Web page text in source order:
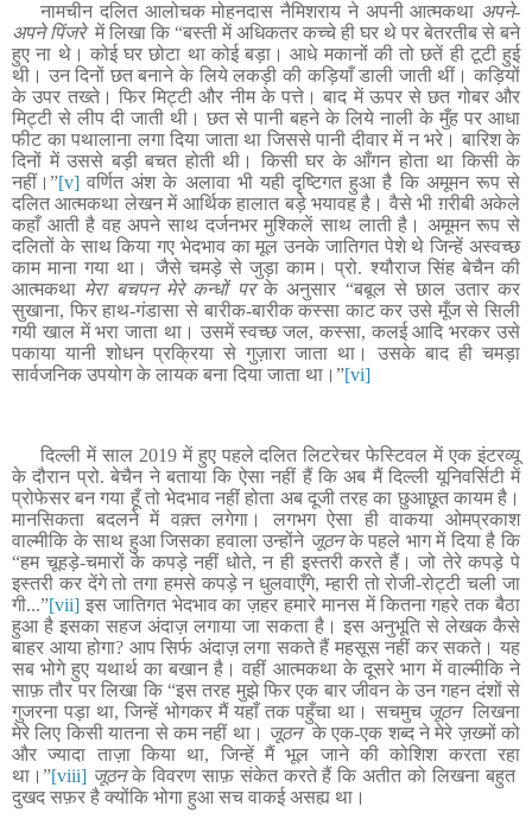
नामचीन दलित आलोचक मोहनदास नैमिशराय ने अपनी आत्मकथा अपने-
अपने पिंजरे में लिखा कि “बस्ती में अधिकतर कच्चे ही घर थे पर बेतरतीब से बने
हुए ना थे। कोई घर छोटा था कोई बड़ा। आधे मकानों की तो छतें ही टूटी हुई
थी। उन दिनों छत बनाने के लिये लकड़ी की कड़ियाँ डाली जाती थीं। कड़ियों
के उपर तख्ते। फिर मिट्टी और नीम के पत्ते। बाद में ऊपर से छत गोबर और
मिट्टी से लीप दी जाती थी। छत से पानी बहने के लिये नाली के मुँह पर आधा
फीट का पथालाना लगा दिया जाता था जिससे पानी दीवार में न भरे। बारिश के
दिनों में उससे बड़ी बचत होती थी। किसी घर के आँगन होता था किसी के
नहीं। ”[v] वर्णित अंश के अलावा भी यही दृष्टिगत हुआ है कि अमूमन रूप से
दलित आत्मकथा लेखन में आर्थिक हालात बड़े भयावह है। वैसे भी ग़रीबी अकेले
कहाँ आती है वह अपने साथ दर्जनभर मुश्किलें साथ लाती है। अमूमन रूप से
दलितों के साथ किया गए भेदभाव का मूल उनके जातिगत पेशे थे जिन्हें अस्वच्छ
काम माना गया था। जैसे चमड़े से जुड़ा काम। प्रो. श्यौराज सिंह बेचैन की
आत्मकथा मेरा बचपन मेरे कन्धों परके अनुसार “बबूल से छाल उतार कर
सुखाना, फिर हाथ-गंडासा से बारीक-बारीक कस्सा काट कर उसे मूँज से सिली
गयी खाल में भरा जाता था। उसमें स्वच्छ जल, कस्सा, कलई आदि भरकर उसे
पकाया यानी शोधन प्रक्रिया से गुज़ारा जाता था।
उसके बाद ही चमड़ा
सार्वजनिक उपयोग के लायक बना दिया जाता था।”[vi]
दिल्ली में साल 2019में हुए पहले दलित लिटरेचर फेस्टिवल में एक इंटरव्यू
के दौरान प्रो. बेचैन ने बताया कि ऐसा नहीं हैं कि अब मैं दिल्ली यूनिवर्सिटी में
प्रोफेसर बन गया हूँ तो भेदभाव नहीं होता अब दूजी तरह का छुआछूत कायम है।
मानसिकता बदलने में वक़्त लगेगा। लगभग ऐसा ही वाकया ओमप्रकाश
वाल्मीकि के साथ हुआ जिसका हवाला उन्होंने जूठनके पहले भाग में दिया है कि
“हम चूहड़े-चमारों के कपड़े नहीं धोते, न ही इस्तरी करते हैं। जो तेरे कपड़े पे
इस्तरी कर देंगे तो तगा हमसे कपड़े न धुलवाएँगे, म्हारी तो रोजी-रोट्टी चली जा
गी...”[vii] इस जातिगत भेदभाव का ज़हर हमारे मानस में कितना गहरे तक बैठा
हुआ है इसका सहज अंदाज़ लगाया जा सकता है। इस अनुभूति से लेखक कैसे
बाहर आया होगा? आप सिर्फ अंदाज़ लगा सकते हैं महसूस नहीं कर सकते। यह
सब भोगे हुए यथार्थ का बखान है। वहीं आत्मकथा के दूसरे भाग में वाल्मीकि ने
साफ़ तौर पर लिखा कि “इस तरह मुझे फिर एक बार जीवन के उन गहन दंशों से
गुजरना पड़ा था, जिन्हें भोगकर मैं यहाँ तक पहुँचा था। सचमुच जूठन लिखना
मेरे लिए किसी यातना से कम नहीं था। जूठन के एक-एक शब्द ने मेरे ज़ख्मों को
और ज्यादा ताज़ा किया था, जिन्हें मैं भूल जाने की कोशिश करता रहा
था।”[viii] जूठनके विवरण साफ़ संकेत करते हैं कि अतीत को लिखना बहुत
दुखद सफ़र है क्योंकि भोगा हुआ सच वाकई असह्य था।